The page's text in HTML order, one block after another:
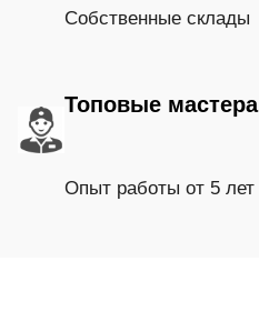
Собственные склады
Топовые мастера
Опыт работы от 5 лет